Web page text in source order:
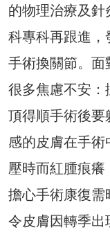
的物理治療及
科專科再跟進，
手術換關節。
很多焦慮不安
頂得順手術後要
感的皮膚在手
壓時而紅腫痕癢
擔心手術康復需
令皮膚因轉季出